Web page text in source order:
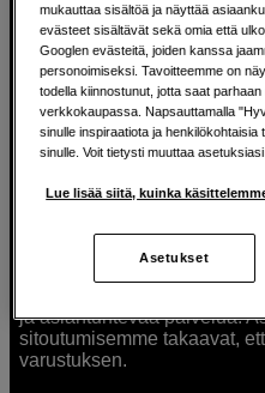
Ratkaisuja luoville
1982
Olemme Scandinavian
auttaneet luovia ihmisiä
Tarjoamme inspiraatiota,
muun muassa
musiikin ja taiteen
muuttuvat todellisuudeksi.
ja asiantuntevaa palvelua.
sitoutumisemme takaavat,
varustuksen.
mukauttaa sisältöä ja näyttää
evästeet sisältävät sekä omia että
Googlen evästeitä, joiden kanssa
personoimiseksi. Tavoitteemme on
todella kiinnostunut, jotta saat
verkkokaupassa. Napsauttamalla
sinulle inspiraatiota ja
sinulle. Voit tietysti muuttaa asetuksiasi
Lue lisää siitä, kuinka
Asetukset